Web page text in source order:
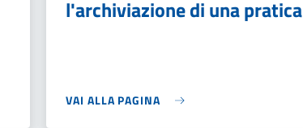
l'archiviazione di una pratica
VAI ALLA PAGINA